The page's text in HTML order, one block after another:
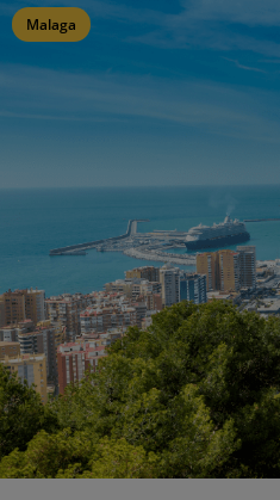
Malaga